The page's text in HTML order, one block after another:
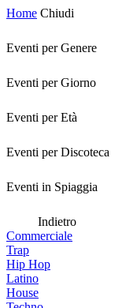
Home Chiudi
Eventi per Genere
Eventi per Giorno
Eventi per Età
Eventi per Discoteca
Eventi in Spiaggia
Indietro
Commerciale
Trap
Hip Hop
Latino
House